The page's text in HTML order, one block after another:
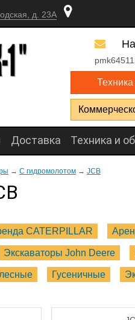
д. 23А
Доставка Техника и
→ С гидромолотом → JCB
CATERPILLAR
Экскаваторы John Deere
Гусеничные